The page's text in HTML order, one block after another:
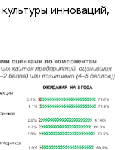
инноваций,